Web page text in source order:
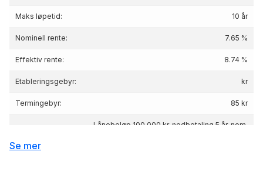
Maks løpetid: 10 år
Nominell rente: 7.65 %
Effektiv rente: 8.74 %
Etableringsgebyr: kr
Termingebyr: 85 kr
Lånebeløp 100 000 kr, nedbetaling 5 år, nom.
Se mer